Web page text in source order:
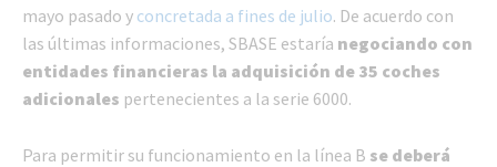
mayo pasado y concretada a fines de julio. De acuerdo con
las últimas informaciones, SBASE estaría negociando con
entidades financieras la adquisición de 35 coches
adicionales pertenecientes a la serie 6000.
Para permitir su funcionamiento en la línea B se deberá